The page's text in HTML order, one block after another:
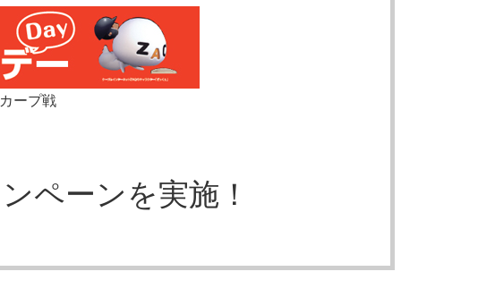
ープ戦
ペーンを実施！